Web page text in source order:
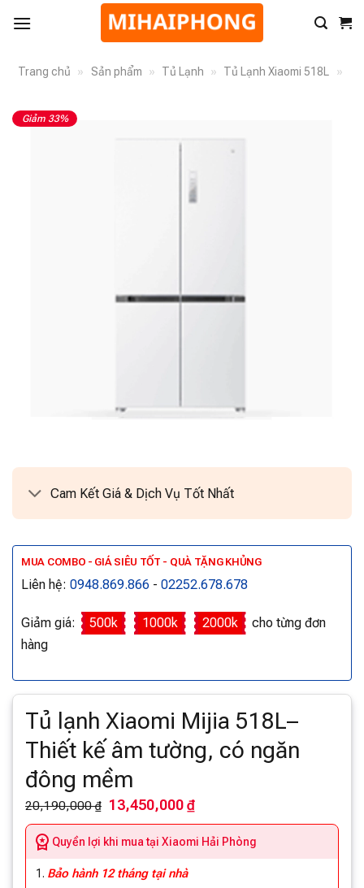
Trang chủ » Sản phẩm » Tủ Lạnh » Tủ Lạnh Xiaomi 518L »
Giảm 33%
Cam Kết Giá & Dịch Vụ Tốt Nhất
MUA COMBO - GIÁ SIÊU TỐT - QUÀ TẶNG KHỦNG
Liên hệ: 0948.869.866 - 02252.678.678
Giảm giá: 500k 1000k 2000k
cho từng đơn
hàng
Tủ lạnh Xiaomi Mijia 518L–
Thiết kế âm tường, có ngăn
đông mềm
20,190,000 ₫ 13,450,000 ₫
Quyền lợi khi mua tại Xiaomi Hải Phòng
Bảo hành 12 tháng tại nhà